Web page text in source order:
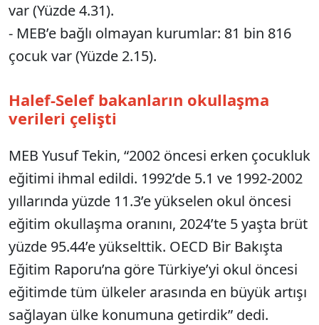
var (Yüzde 4.31).
- MEB’e bağlı olmayan kurumlar: 81 bin 816
çocuk var (Yüzde 2.15).
Halef-Selef bakanların okullaşma
verileri çelişti
MEB Yusuf Tekin, “2002 öncesi erken çocukluk
eğitimi ihmal edildi. 1992’de 5.1 ve 1992-2002
yıllarında yüzde 11.3’e yükselen okul öncesi
eğitim okullaşma oranını, 2024’te 5 yaşta brüt
yüzde 95.44’e yükselttik. OECD Bir Bakışta
Eğitim Raporu’na göre Türkiye’yi okul öncesi
eğitimde tüm ülkeler arasında en büyük artışı
sağlayan ülke konumuna getirdik” dedi.